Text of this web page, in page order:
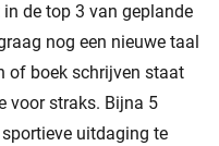
de top 3 van geplande
nog een nieuwe taal
of boek schrijven staat
voor straks. Bijna 5
uitdaging te